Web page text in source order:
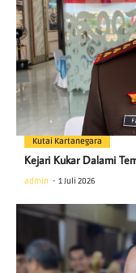
Kutai Kartanegara
Kejari Kukar Dalami
admin 1 Juli 2026